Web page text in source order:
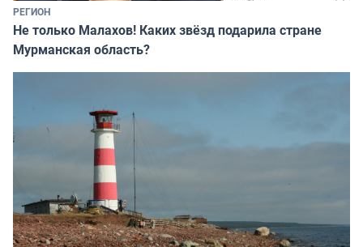
РЕГИОН
Не только Малахов! Каких звёзд подарила стране
Мурманская область?